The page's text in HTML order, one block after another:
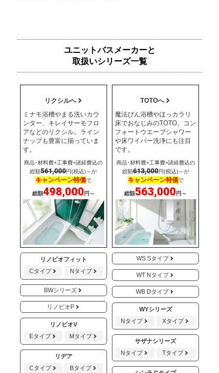
ユニットバスメーカーと
取扱いシリーズ一覧
リクシルへ
ミナモ浴槽やまる洗いカウ
ンター、キレイサーモフロ
アなどのリクシル。ライン
ナップも豊富に揃っていま
す。
商品･材料費+工事費+諸経費込の
総額561,000円(税込)～が
キャンペーン特価で
総額498,000 円～
リノビオフィット
Cタイプ
Nタイプ
BWシリーズ
リノビオP
リノビオV
Eタイプ
Mタイプ
リデア
Cタイプ
Bタイプ
TOTOへ
魔法びん浴槽やほっカラリ
床でおなじみのTOTO。コン
フォートウエーブシャワー
や床ワイパー洗浄にも注目
です。
商品･材料費+工事費+諸経費込の
総額613,000円(税込)～が
キャンペーン特価で
総額563,000 円～
WS Sタイプ
WT Nタイプ
WB Dタイプ
WYシリーズ
Nタイプ
Xタイプ
サザナシリーズ
Nタイプ
Tタイプ